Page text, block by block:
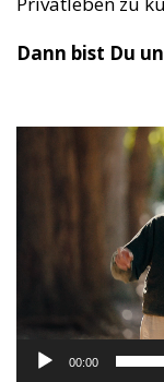
Dann bist Du
Video-
Player
00:00